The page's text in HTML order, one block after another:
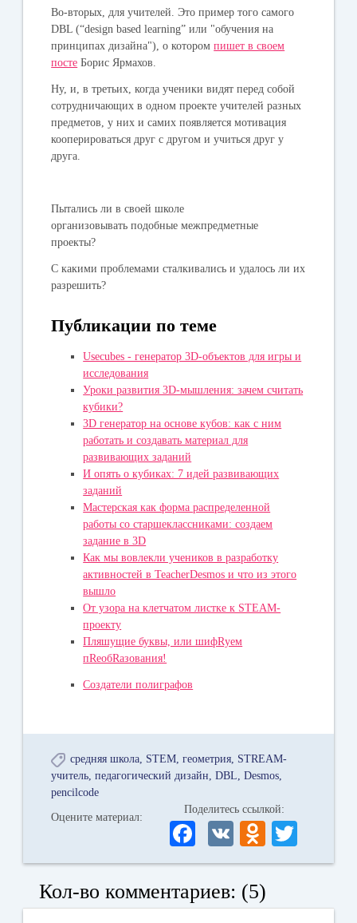
Во-вторых, для учителей. Это пример того самого
DBL (“design based learning” или "обучения на
принципах дизайна"), о которомпишет в своем
посте Борис Ярмахов.
Ну, и, в третьих, когда ученики видят перед собой
сотрудничающих в одном проекте учителей разных
предметов, у них и самих появляется мотивация
кооперироваться друг с другом и учиться друг у
друга.
Пытались ли в своей школе
организовывать подобные межпредметные
проекты?
С какими проблемами сталкивались и удалось ли их
разрешить?
Публикации по теме
Usecubes - генератор 3D-объектов для игры и
исследования
Уроки развития 3D-мышления: зачем считать
кубики?
3D генератор на основе кубов: как с ним
работать и создавать материал для
развивающих заданий
И опять о кубиках: 7 идей развивающих
заданий
Мастерская как форма распределенной
работы со старшеклассниками: создаем
задание в 3D
Как мы вовлекли учеников в разработку
активностей в TeacherDesmos и что из этого
вышло
От узора на клетчатом листке к STEAM-
проекту
Пляшущие буквы, или шифRуем
пRеобRазования!
Создатели полиграфов
средняя школа STEM геометрия STREAM-
учитель педагогический дизайн DBL
Desmos
pencilcode
Оцените материал:
Поделитесь ссылкой:
Fa
ce
bo
ok
V
K
O
dn
la
wi
r
Кол-во комментариев: (5)